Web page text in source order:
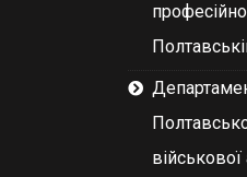
військової